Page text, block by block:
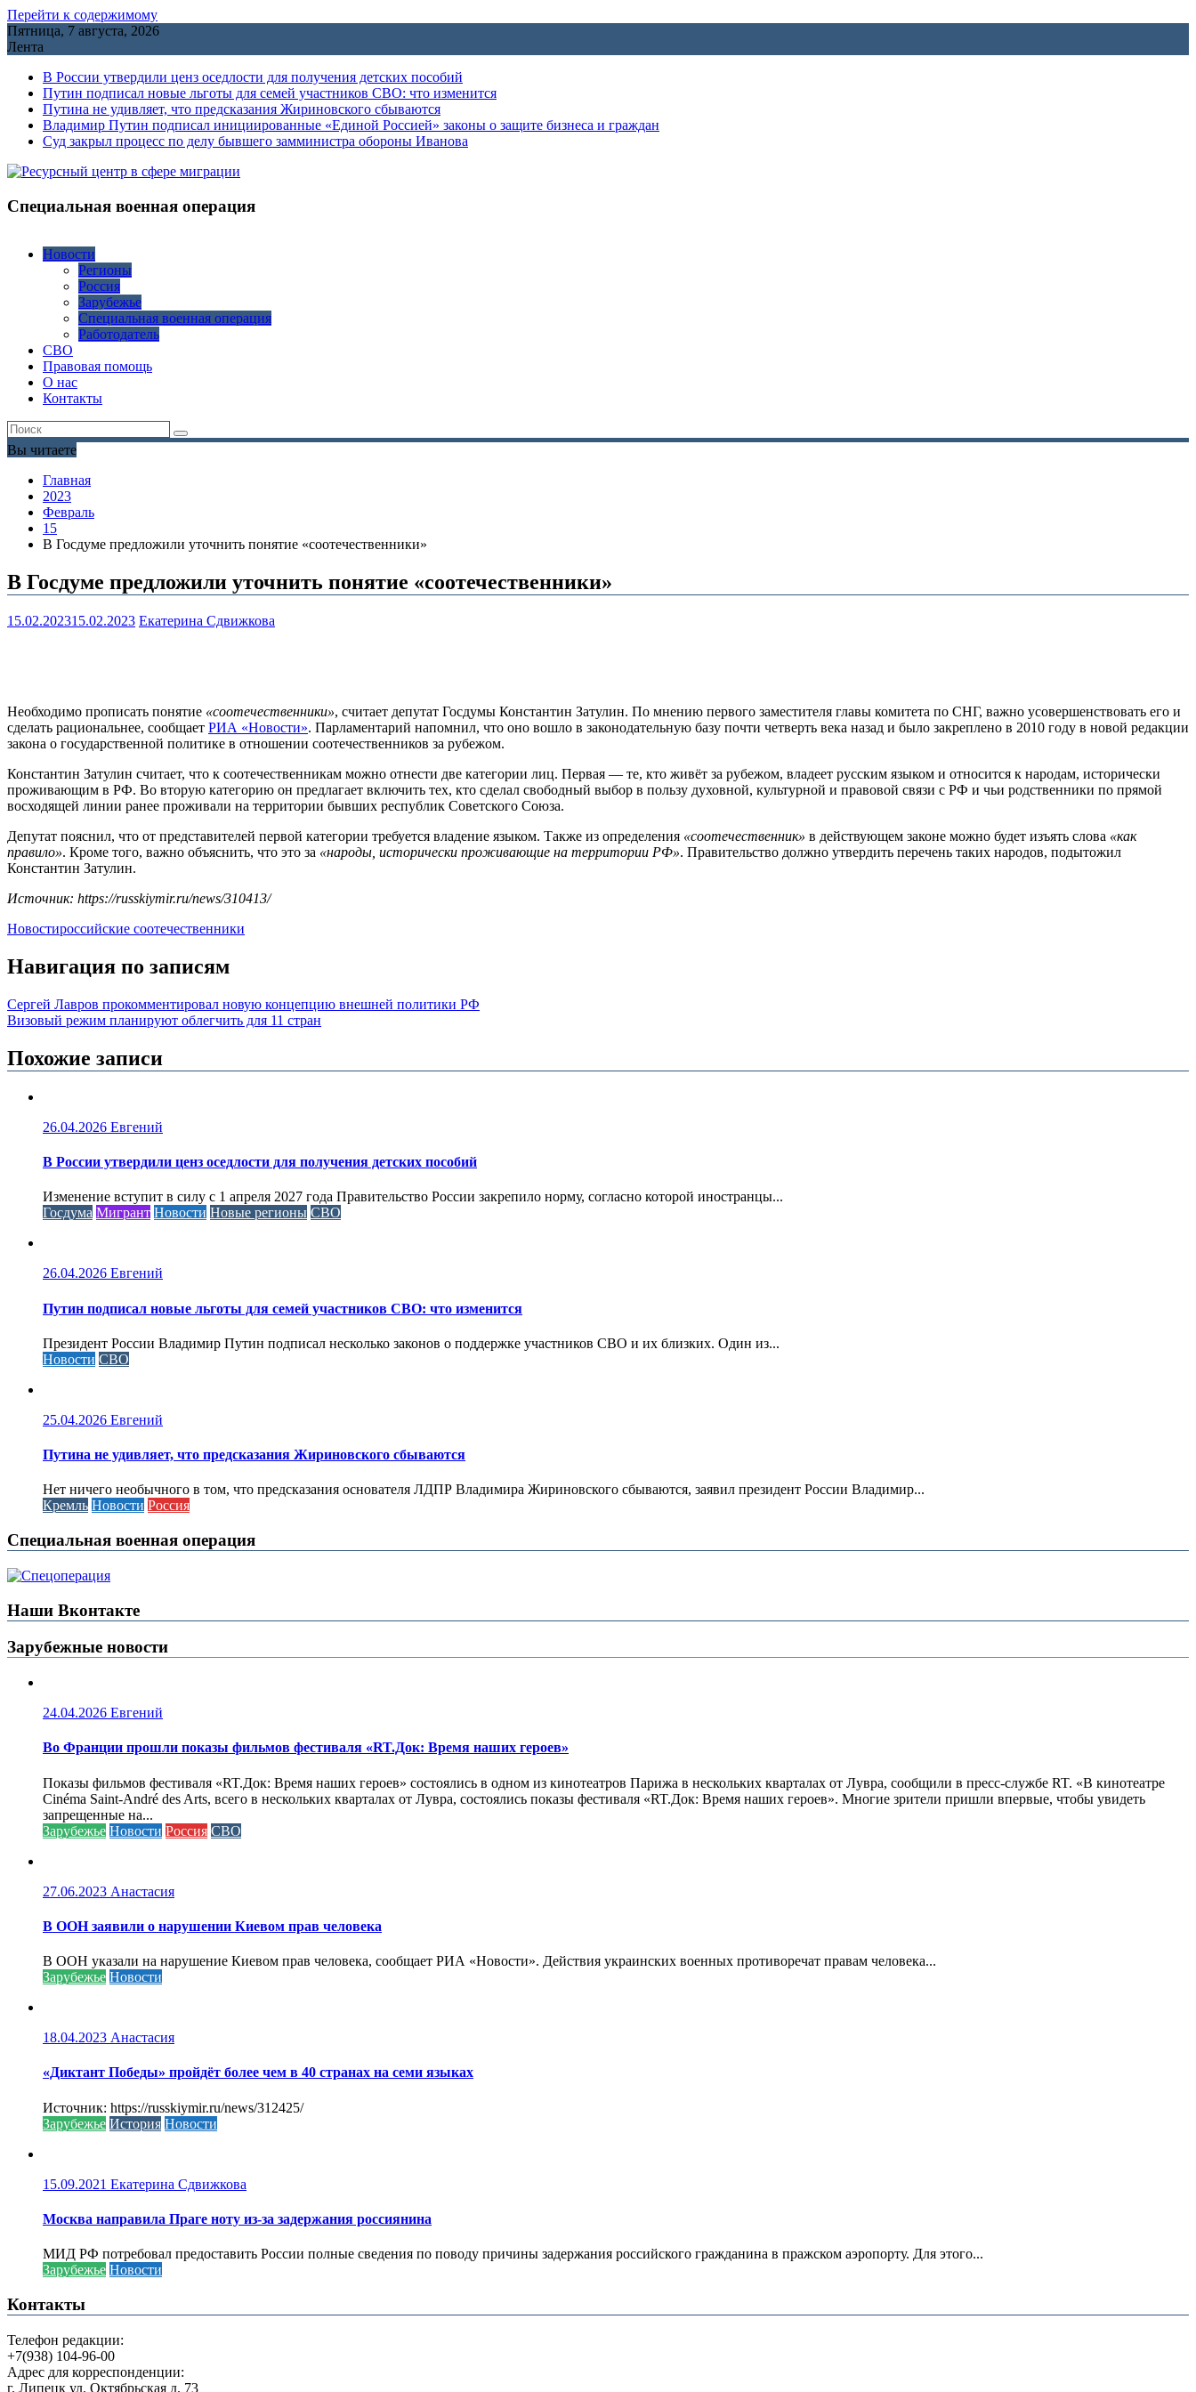
Перейти к содержимому
Пятница, 7 августа, 2026
Лента
В России утвердили ценз оседлости для получения детских пособий
Путин подписал новые льготы для семей участников СВО: что изменится
Путина не удивляет, что предсказания Жириновского сбываются
Владимир Путин подписал инициированные «Единой Россией» законы о защите бизнеса и граждан
Cуд закрыл процесс по делу бывшего замминистра обороны Иванова
Специальная военная операция
Новости
Регионы
Россия
Зарубежье
Специальная военная операция
Работодатель
СВО
Правовая помощь
О нас
Контакты
Вы читаете
Главная
2023
Февраль
15
В Госдуме предложили уточнить понятие «соотечественники»
В Госдуме предложили уточнить понятие «соотечественники»
15.02.202315.02.2023 Екатерина Сдвижкова
Необходимо прописать понятие «соотечественники», считает депутат Госдумы Константин Затулин. По мнению первого заместителя главы комитета по СНГ, важно усовершенствовать его и
сделать рациональнее, сообщает РИА «Новости». Парламентарий напомнил, что оно вошло в законодательную базу почти четверть века назад и было закреплено в 2010 году в новой редакции
закона о государственной политике в отношении соотечественников за рубежом.
Константин Затулин считает, что к соотечественникам можно отнести две категории лиц. Первая — те, кто живёт за рубежом, владеет русским языком и относится к народам, исторически
проживающим в РФ. Во вторую категорию он предлагает включить тех, кто сделал свободный выбор в пользу духовной, культурной и правовой связи с РФ и чьи родственники по прямой
восходящей линии ранее проживали на территории бывших республик Советского Союза.
Депутат пояснил, что от представителей первой категории требуется владение языком. Также из определения «соотечественник» в действующем законе можно будет изъять слова «как
правило». Кроме того, важно объяснить, что это за «народы, исторически проживающие на территории РФ». Правительство должно утвердить перечень таких народов, подытожил
Константин Затулин.
Источник: https://russkiymir.ru/news/310413/
Новостироссийские соотечественники
Навигация по записям
Сергей Лавров прокомментировал новую концепцию внешней политики РФ
Визовый режим планируют облегчить для 11 стран
Похожие записи
26.04.2026 Евгений
В России утвердили ценз оседлости для получения детских пособий
Изменение вступит в силу с 1 апреля 2027 года Правительство России закрепило норму, согласно которой иностранцы...
Госдума Мигрант Новости Новые регионы СВО
26.04.2026 Евгений
Путин подписал новые льготы для семей участников СВО: что изменится
Президент России Владимир Путин подписал несколько законов о поддержке участников СВО и их близких. Один из...
Новости СВО
25.04.2026 Евгений
Путина не удивляет, что предсказания Жириновского сбываются
Нет ничего необычного в том, что предсказания основателя ЛДПР Владимира Жириновского сбываются, заявил президент России Владимир...
Кремль Новости Россия
Специальная военная операция
Наши Вконтакте
Зарубежные новости
24.04.2026 Евгений
Во Франции прошли показы фильмов фестиваля «RT.Док: Время наших героев»
Показы фильмов фестиваля «RT.Док: Время наших героев» состоялись в одном из кинотеатров Парижа в нескольких кварталах от Лувра, сообщили в пресс-службе RT. «В кинотеатре
Cinéma Saint-André des Arts, всего в нескольких кварталах от Лувра, состоялись показы фестиваля «RT.Док: Время наших героев». Многие зрители пришли впервые, чтобы увидеть
запрещенные на...
Зарубежье Новости Россия СВО
27.06.2023 Анастасия
В ООН заявили о нарушении Киевом прав человека
В ООН указали на нарушение Киевом прав человека, сообщает РИА «Новости». Действия украинских военных противоречат правам человека...
Зарубежье Новости
18.04.2023 Анастасия
«Диктант Победы» пройдёт более чем в 40 странах на семи языках
Источник: https://russkiymir.ru/news/312425/
Зарубежье История Новости
15.09.2021 Екатерина Сдвижкова
Москва направила Праге ноту из-за задержания россиянина
МИД РФ потребовал предоставить России полные сведения по поводу причины задержания российского гражданина в пражском аэропорту. Для этого...
Зарубежье Новости
Контакты
Телефон редакции:
+7(938) 104-96-00
Адрес для корреспонденции:
г. Липецк ул. Октябрьская д. 73